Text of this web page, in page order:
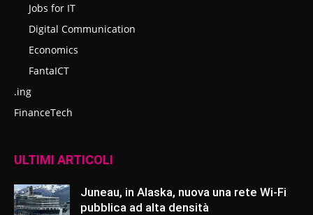
Jobs for IT
Digital Communication
Economics
FantaICT
.ing
FinanceTech
ULTIMI ARTICOLI
Juneau, in Alaska, nuova una rete Wi-Fi
pubblica ad alta densità